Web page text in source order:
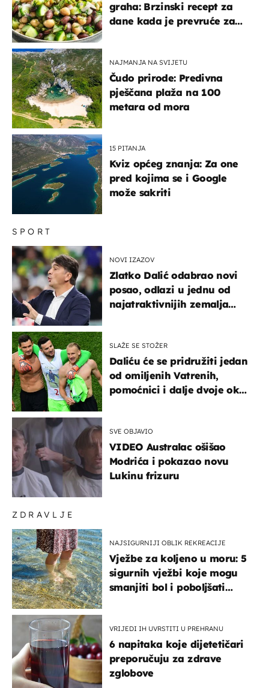
ZDRAVLJE
NAJSIGURNIJI OBLIK REKREACIJE
Vježbe za koljeno u moru: 5
sigurnih vježbi koje mogu
smanjiti bol i poboljšati
VRIJEDI IH UVRSTITI U PREHRANU
6 napitaka koje dijetetičari
preporučuju za zdrave
zglobove
SPORT
NOVI IZAZOV
Zlatko Dalić odabrao novi
posao, odlazi u jednu od
najatraktivnijih zemalja
SLAŽE SE STOŽER
Daliću će se pridružiti jedan
od omiljenih Vatrenih,
pomoćnici i dalje dvoje oko
SVE OBJAVIO
VIDEO Australac ošišao
Modrića i pokazao novu
Lukinu frizuru
graha: Brzinski recept za
dane kada je prevruće za
NAJMANJA NA SVIJETU
Čudo prirode: Predivna
pješčana plaža na 100
metara od mora
15 PITANJA
Kviz općeg znanja: Za one
pred kojima se i Google
može sakriti